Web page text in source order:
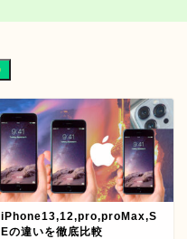
iPhone13,12,pro,proMax,S
Eの違いを徹底比較